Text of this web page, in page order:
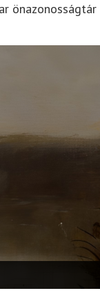
önazonosságtár